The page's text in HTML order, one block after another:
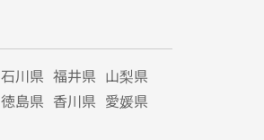
石川県 福井県 山梨県
徳島県 香川県 愛媛県